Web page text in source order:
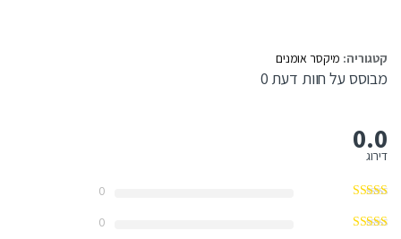
קטגוריה: מיקסר אומנים
מבוסס על חוות דעת 0
0.0
דירוג
0
0